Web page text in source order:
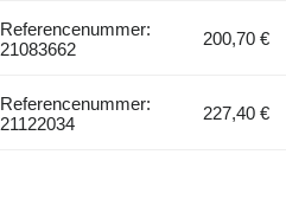
Referencenummer:
21083662
200,70 €
Referencenummer:
21122034
227,40 €